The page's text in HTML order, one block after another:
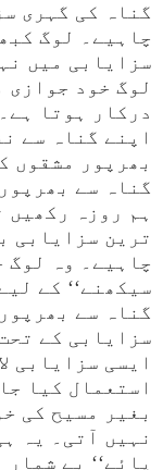
گناہ کی گہری
چاہیے۔ لوگ
سزایابی میں
لوگ خود جوازی
درکار ہوتا
اپنے گناہ سے
بھرپور مشقوں
گناہ سے
ہم روزہ
ترین سزایابی
چاہیے۔ وہ لوگ
سیکھنے‘‘ کے
گناہ سے
سزایابی کے
ایسی سزایابی
استعمال کیا
بغیر مسیح کی
نہیں آتی۔ یہ
پائے‘‘ بے